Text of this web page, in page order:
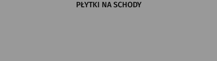
PŁYTKI NA SCHODY